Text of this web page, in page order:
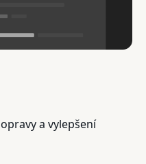
a vylepšení